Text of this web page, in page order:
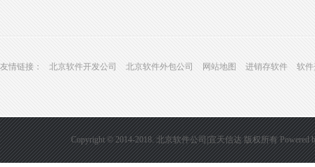
友情链接： 北京软件开发公司 北京软件外包公司 网站地图 进销存软件 软
Copyright © 2014-2018. 北京软件公司|宜天信达 版权所有Powered